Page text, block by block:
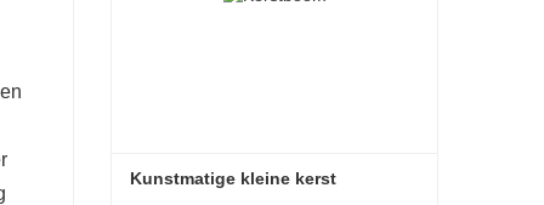
Kunstmatige kleine kerst